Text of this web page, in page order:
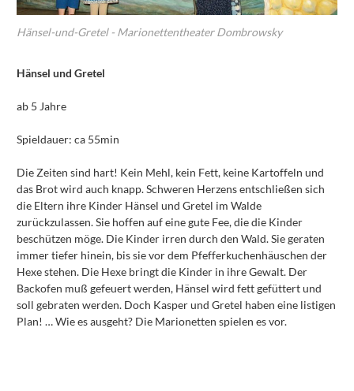
Hänsel-und-Gretel - Marionettentheater Dombrowsky
Hänsel und Gretel
ab 5 Jahre
Spieldauer: ca 55min
Die Zeiten sind hart! Kein Mehl, kein Fett, keine Kartoffeln und
das Brot wird auch knapp. Schweren Herzens entschließen sich
die Eltern ihre Kinder Hänsel und Gretel im Walde
zurückzulassen. Sie hoffen auf eine gute Fee, die die Kinder
beschützen möge. Die Kinder irren durch den Wald. Sie geraten
immer tiefer hinein, bis sie vor dem Pfefferkuchenhäuschen der
Hexe stehen. Die Hexe bringt die Kinder in ihre Gewalt. Der
Backofen muß gefeuert werden, Hänsel wird fett gefüttert und
soll gebraten werden. Doch Kasper und Gretel haben eine listigen
Plan! … Wie es ausgeht? Die Marionetten spielen es vor.